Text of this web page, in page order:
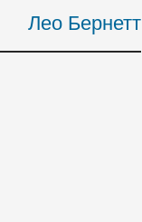
Лео Бернетт